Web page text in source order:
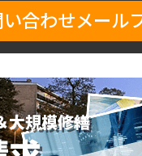
合わせメール